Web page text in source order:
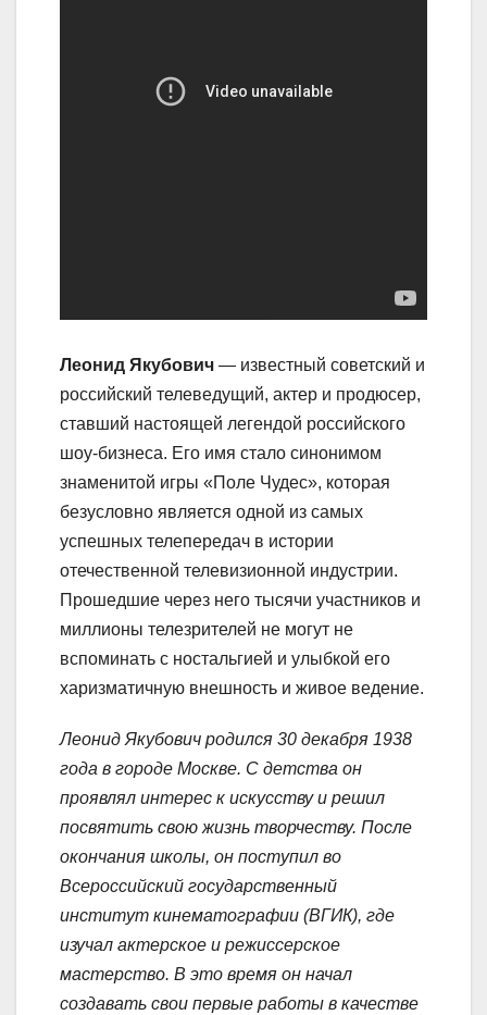
Леонид Якубович — известный советский и
российский телеведущий, актер и продюсер,
ставший настоящей легендой российского
шоу-бизнеса. Его имя стало синонимом
знаменитой игры «Поле Чудес», которая
безусловно является одной из самых
успешных телепередач в истории
отечественной телевизионной индустрии.
Прошедшие через него тысячи участников и
миллионы телезрителей не могут не
вспоминать с ностальгией и улыбкой его
харизматичную внешность и живое ведение.
Леонид Якубович родился 30 декабря 1938
года в городе Москве. С детства он
проявлял интерес к искусству и решил
посвятить свою жизнь творчеству. После
окончания школы, он поступил во
Всероссийский государственный
институт кинематографии (ВГИК), где
изучал актерское и режиссерское
мастерство. В это время он начал
создавать свои первые работы в качестве